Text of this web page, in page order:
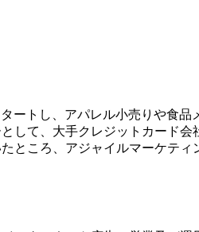
ートし、アパレル小売りや食
して、大手クレジットカード
ころ、アジャイルマーケティ